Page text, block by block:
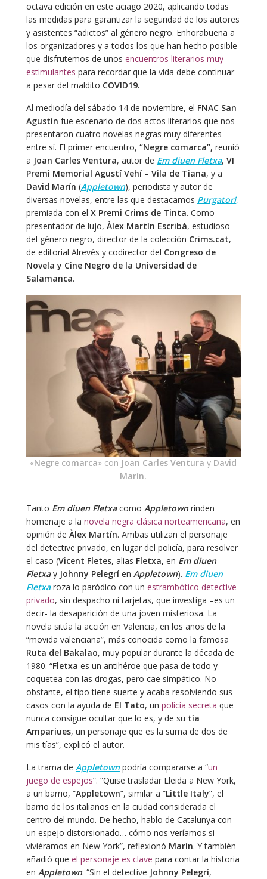
octava edición en este aciago 2020, aplicando todas
las medidas para garantizar la seguridad de los autores
y asistentes “adictos” al género negro. Enhorabuena a
los organizadores y a todos los que han hecho posible
que disfrutemos de unos encuentros literarios muy
estimulantes para recordar que la vida debe continuar
a pesar del maldito COVID19.
Al mediodía del sábado 14 de noviembre, el FNAC San
Agustín fue escenario de dos actos literarios que nos
presentaron cuatro novelas negras muy diferentes
entre sí. El primer encuentro, “Negre comarca”, reunió
a Joan Carles Ventura, autor de Em diuen Fletxa, VI
Premi Memorial Agustí Vehí – Vila de Tiana, y a
David Marín (Appletown), periodista y autor de
diversas novelas, entre las que destacamos Purgatori,
premiada con el X Premi Crims de Tinta. Como
presentador de lujo, Àlex Martín Escribà, estudioso
del género negro, director de la colección Crims.cat,
de editorial Alrevés y codirector del Congreso de
Novela y Cine Negro de la Universidad de
Salamanca.
«Negre comarca» con Joan Carles Ventura y David
Marín.
Tanto Em diuen Fletxacomo Appletownrinden
homenaje a la novela negra clásica norteamericana, en
opinión de Àlex Martín. Ambas utilizan el personaje
del detective privado, en lugar del policía, para resolver
el caso (Vicent Fletes, alias Fletxa, en Em diuen
Fletxay Johnny Pelegríen Appletown). Em diuen
Fletxaroza lo paródico con un estrambótico detective
privado, sin despacho ni tarjetas, que investiga –es un
decir- la desaparición de una joven misteriosa. La
novela sitúa la acción en Valencia, en los años de la
“movida valenciana”, más conocida como la famosa
Ruta del Bakalao, muy popular durante la década de
1980. “Fletxa es un antihéroe que pasa de todo y
coquetea con las drogas, pero cae simpático. No
obstante, el tipo tiene suerte y acaba resolviendo sus
casos con la ayuda de El Tato, un policía secreta que
nunca consigue ocultar que lo es, y de su tía
Ampariues, un personaje que es la suma de dos de
mis tías”, explicó el autor.
La trama de Appletownpodría compararse a “un
juego de espejos”. “Quise trasladar Lleida a New York,
a un barrio, “Appletown”, similar a “Little Italy”, el
barrio de los italianos en la ciudad considerada el
centro del mundo. De hecho, hablo de Catalunya con
un espejo distorsionado… cómo nos veríamos si
viviéramos en New York”, reflexionó Marín. Y también
añadió que el personaje es clave para contar la historia
en Appletown. “Sin el detective Johnny Pelegrí,